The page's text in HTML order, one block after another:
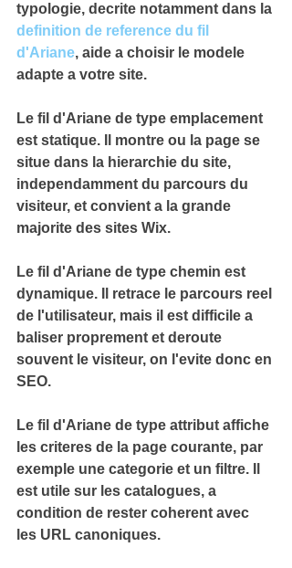
typologie, decrite notamment dans la
definition de reference du fil
d'Ariane, aide a choisir le modele
adapte a votre site.
Le fil d'Ariane de type emplacement
est statique. Il montre ou la page se
situe dans la hierarchie du site,
independamment du parcours du
visiteur, et convient a la grande
majorite des sites Wix.
Le fil d'Ariane de type chemin est
dynamique. Il retrace le parcours reel
de l'utilisateur, mais il est difficile a
baliser proprement et deroute
souvent le visiteur, on l'evite donc en
SEO.
Le fil d'Ariane de type attribut affiche
les criteres de la page courante, par
exemple une categorie et un filtre. Il
est utile sur les catalogues, a
condition de rester coherent avec
les URL canoniques.